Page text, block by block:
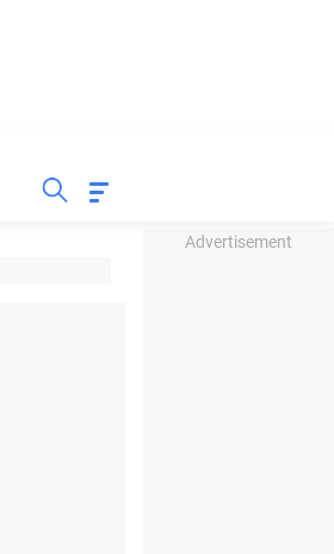
Advertisement
INSPIRASI BISNIS